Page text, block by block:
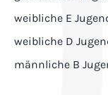
weibliche E
weibliche D
männliche B